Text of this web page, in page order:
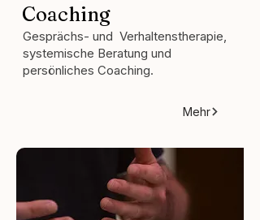
Coaching
Gesprächs- und Verhaltenstherapie,
systemische Beratung und
persönliches Coaching.
Mehr